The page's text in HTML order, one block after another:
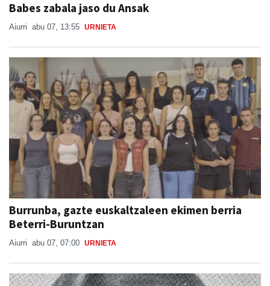
Babes zabala jaso du Ansak
Aiurri abu 07, 13:55 URNIETA
Burrunba, gazte euskaltzaleen ekimen berria
Beterri-Buruntzan
Aiurri abu 07, 07:00 URNIETA